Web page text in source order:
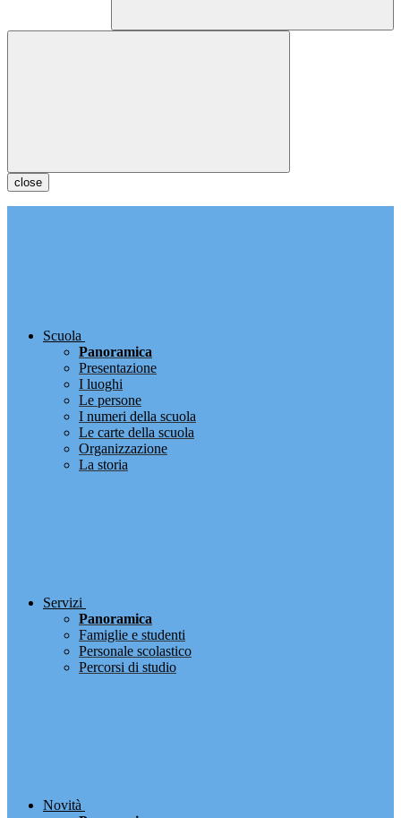
close
Scuola
Panoramica
Presentazione
I luoghi
Le persone
I numeri della scuola
Le carte della scuola
Organizzazione
La storia
Servizi
Panoramica
Famiglie e studenti
Personale scolastico
Percorsi di studio
Novità